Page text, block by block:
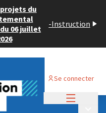
du
06 juillet
-Instruction
Se connecter